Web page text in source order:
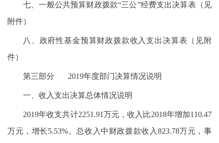
七、一般公共预算财政拨款“三公”经费支出决算表（见
附件）
八、政府性基金预算财政拨款收入支出决算表（见附
件）
第三部分 2019年度部门决算情况说明
一、收入支出决算总体情况说明
2019年收支共计2251.91万元，收入比2018年增加110.47
万元，增长5.53%。总收入中财政拨款收入823.78万元，事